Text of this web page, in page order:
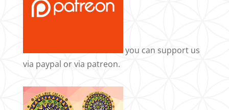
you can support us
via paypal or via patreon.